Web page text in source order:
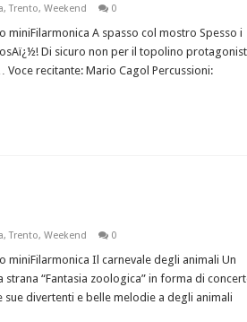
,Trento, Weekend 0
miniFilarmonica A spasso col mostro Spesso i
Di sicuro non per il topolino
recitante: Mario Cagol Percussioni:
,Trento, Weekend 0
miniFilarmonica Il carnevale degli animali Un
“Fantasia zoologica” in forma di
divertenti e belle melodie a degli animali